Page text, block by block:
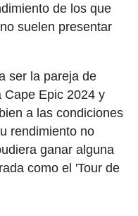
de los que
suelen presentar
ser la pareja de
Cape Epic 2024 y
a las condiciones
rendimiento no
ganar alguna
como el 'Tour de